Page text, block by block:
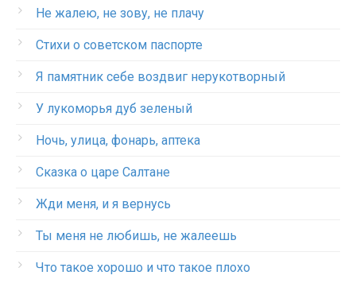
Не жалею, не зову, не плачу
Стихи о советском паспорте
Я памятник себе воздвиг нерукотворный
У лукоморья дуб зеленый
Ночь, улица, фонарь, аптека
Сказка о царе Салтане
Жди меня, и я вернусь
Ты меня не любишь, не жалеешь
Что такое хорошо и что такое плохо